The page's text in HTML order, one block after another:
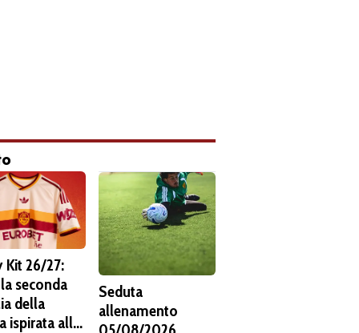
Kit 26/27:
seconda
della
ispirata alla
Seduta
allenamento